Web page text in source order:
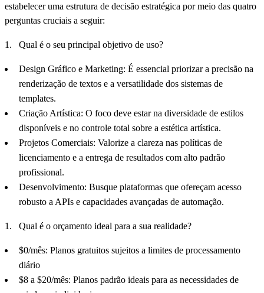
estabelecer uma estrutura de decisão estratégica por meio das quatro
perguntas cruciais a seguir:
Qual é o seu principal objetivo de uso?
Design Gráfico e Marketing: É essencial priorizar a precisão na
renderização de textos e a versatilidade dos sistemas de
templates.
Criação Artística: O foco deve estar na diversidade de estilos
disponíveis e no controle total sobre a estética artística.
Projetos Comerciais: Valorize a clareza nas políticas de
licenciamento e a entrega de resultados com alto padrão
profissional.
Desenvolvimento: Busque plataformas que ofereçam acesso
robusto a APIs e capacidades avançadas de automação.
Qual é o orçamento ideal para a sua realidade?
$0/mês: Planos gratuitos sujeitos a limites de processamento
diário
$8 a $20/mês: Planos padrão ideais para as necessidades de